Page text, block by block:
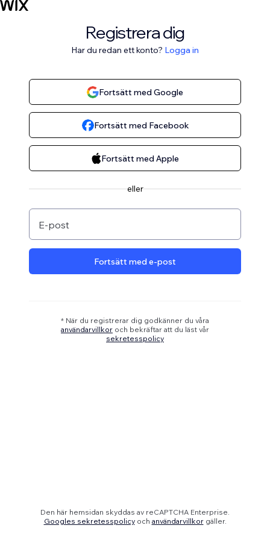
Registrera dig
Har du redan ett konto? Logga in
Fortsätt med Google
Fortsätt med Facebook
Fortsätt med Apple
eller
E-post
Fortsätt med e-post
* När du registrerar dig godkänner du våra
användarvillkor och bekräftar att du läst vår
sekretesspolicy
Den här hemsidan skyddas av reCAPTCHA Enterprise.
Googles sekretesspolicyoch användarvillkorgäller.